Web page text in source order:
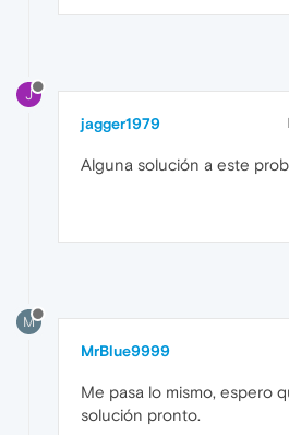
J
jagger1979
Alguna solución a este
M
MrBlue9999
Me pasa lo mismo, espero
solución pronto.